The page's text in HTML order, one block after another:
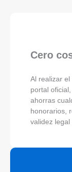
Cero
Al realizar
portal
ahorras
honorarios,
validez legal